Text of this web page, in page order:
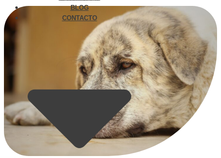
BLOG
CONTACTO